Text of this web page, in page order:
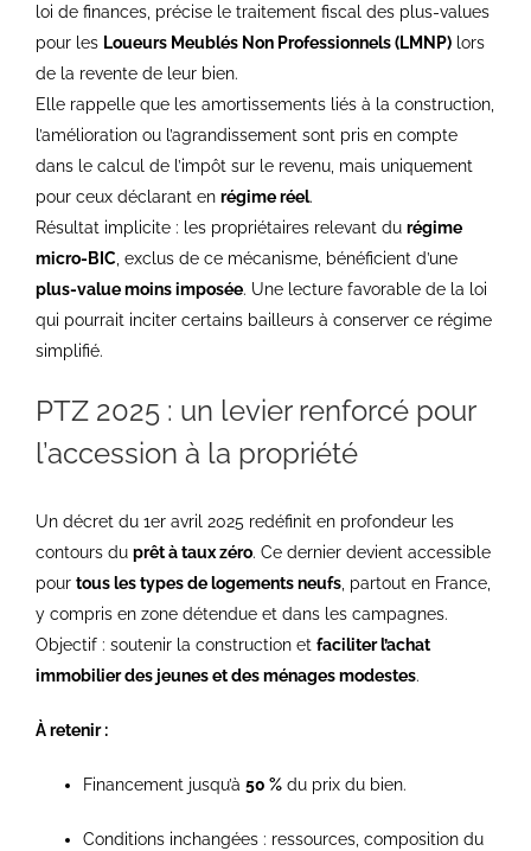
loi de finances, précise le traitement fiscal des plus-values
pour les Loueurs Meublés Non Professionnels (LMNP) lors
de la revente de leur bien.
Elle rappelle que les amortissements liés à la construction,
l’amélioration ou l’agrandissement sont pris en compte
dans le calcul de l’impôt sur le revenu, mais uniquement
pour ceux déclarant en régime réel.
Résultat implicite : les propriétaires relevant du régime
micro-BIC , exclus de ce mécanisme, bénéficient d’une
plus-value moins imposée. Une lecture favorable de la loi
qui pourrait inciter certains bailleurs à conserver ce régime
simplifié.
PTZ 2025 : un levier renforcé pour
l’accession à la propriété
Un décret du 1er avril 2025 redéfinit en profondeur les
contours du prêt à taux zéro. Ce dernier devient accessible
pour tous les types de logements neufs, partout en France,
y compris en zone détendue et dans les campagnes.
Objectif : soutenir la construction et faciliter l’achat
immobilier des jeunes et des ménages modestes.
À retenir :
Financement jusqu’à 50 % du prix du bien.
Conditions inchangées : ressources, composition du